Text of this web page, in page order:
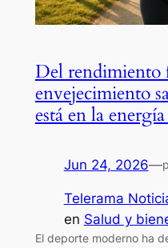
Del rendimiento
envejecimiento
está en la
Jun 24, 2026—
Telerama
en Salud y
El deporte moderno ha